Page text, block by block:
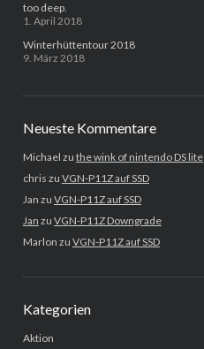
too deep.
1. April 2018
Winterhüttentour 2018
9. März 2018
Neueste Kommentare
Michael zu the wink of nintendo DS lite
chris zu VGN-P11Z auf SSD
Jan zu VGN-P11Z auf SSD
Jan zu VGN-P11Z Downgrade
Marlon zu VGN-P11Z auf SSD
Kategorien
Aktion